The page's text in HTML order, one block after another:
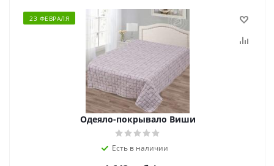
23 ФЕВРАЛЯ
Одеяло-покрывало Виши
Есть в наличии